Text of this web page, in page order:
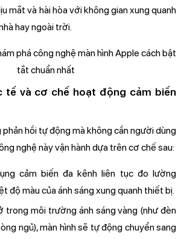
mắt và hài hòa với không gian xung quanh
hay ngoài trời.
tế và cơ chế hoạt động cảm biến
phản hồi tự động mà không cần người dùng
nghệ này vận hành dựa trên cơ chế sau:
cảm biến đa kênh liên tục đo lường
độ màu của ánh sáng xung quanh thiết bị.
trong môi trường ánh sáng vàng (như đèn
ngủ), màn hình sẽ tự động chuyển sang